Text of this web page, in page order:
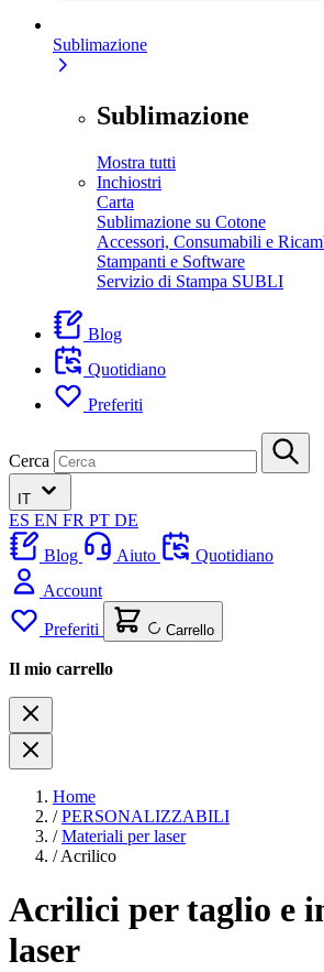
Sublimazione
Sublimazione
Mostra tutti
Inchiostri
Carta
Sublimazione su Cotone
Accessori, Consumabili e
Stampanti e Software
Servizio di Stampa SUBLI
Blog
Quotidiano
Preferiti
Cerca
IT
ES EN FR PT DE
Blog
Aiuto
Quotidiano
Account
Preferiti Carrello
Il mio carrello
Home
/ PERSONALIZZABILI
/ Materiali per laser
/ Acrilico
Acrilici per taglio e
laser